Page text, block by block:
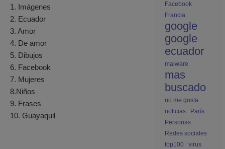
1. Imágenes
2. Ecuador
3. Amor
4. De amor
5. Dibujos
6. Facebook
7. Mujeres
8.Niños
9. Frases
10. Guayaquil
Facebook
Francia
google
google
ecuador
malware
mas
buscado
no me gusta
noticias
París
Personas
Redes sociales
top100
virus